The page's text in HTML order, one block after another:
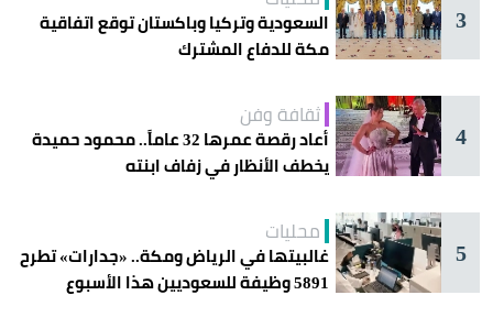
3
السعودية وتركيا وباكستان توقع اتفاقية
مكة للدفاع المشترك
4
ثقافة وفن
أعاد رقصة عمرها 32 عاماً.. محمود حميدة
يخطف الأنظار في زفاف ابنته
5
محليات
غالبيتها في الرياض ومكة.. «جدارات» تطرح
5891 وظيفة للسعوديين هذا الأسبوع